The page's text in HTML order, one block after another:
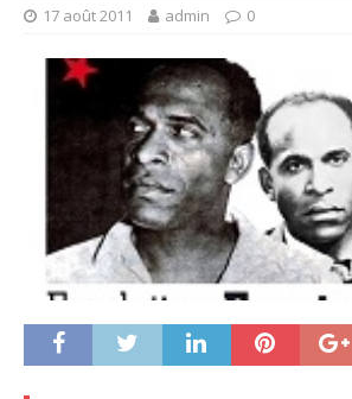
17 août 2011 admin 0